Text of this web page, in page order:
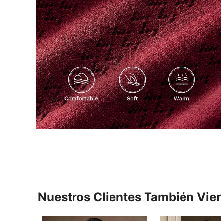
Nuestros Clientes También